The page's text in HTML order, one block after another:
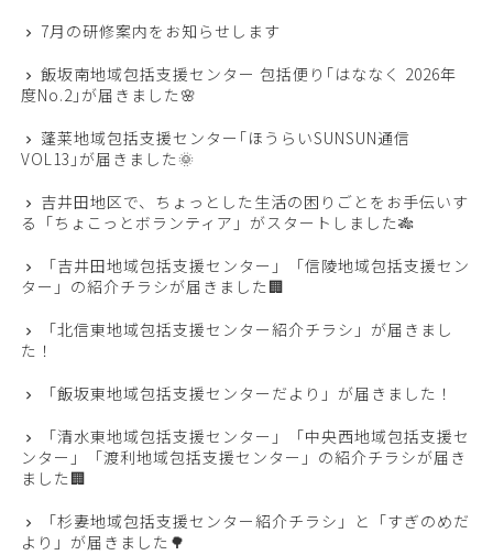
7月の研修案内をお知らせします
飯坂南地域包括支援センター 包括便り｢はななく 2026年
度No.2｣が届きました🌸
蓬莱地域包括支援センター｢ほうらいSUNSUN通信
VOL13｣が届きました🌞
吉井田地区で、ちょっとした生活の困りごとをお手伝いす
る「ちょこっとボランティア」がスタートしました🎋
「吉井田地域包括支援センター」「信陵地域包括支援セン
ター」の紹介チラシが届きました🏢
「北信東地域包括支援センター紹介チラシ」が届きまし
た！
「飯坂東地域包括支援センターだより」が届きました！
「清水東地域包括支援センター」「中央西地域包括支援セ
ンター」「渡利地域包括支援センター」の紹介チラシが届き
ました🏢
「杉妻地域包括支援センター紹介チラシ」と「すぎのめだ
より」が届きました🌳